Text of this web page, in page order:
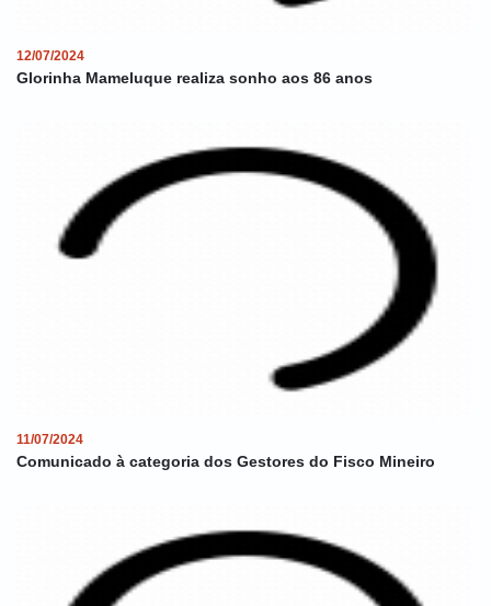
12/07/2024
Glorinha Mameluque realiza sonho aos 86 anos
11/07/2024
Comunicado à categoria dos Gestores do Fisco Mineiro